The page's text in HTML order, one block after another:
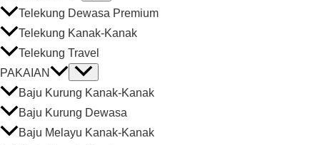
Telekung Dewasa Premium
Telekung Kanak-Kanak
Telekung Travel
PAKAIAN
Baju Kurung Kanak-Kanak
Baju Kurung Dewasa
Baju Melayu Kanak-Kanak